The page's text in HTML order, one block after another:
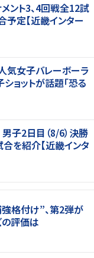
ント3、4回戦全12試
予定【近畿インター
気女子バレーボーラ
ットが話題「恐る
子2日目（8/6）決勝
を紹介【近畿インタ
格付け”、第2弾が
評価は